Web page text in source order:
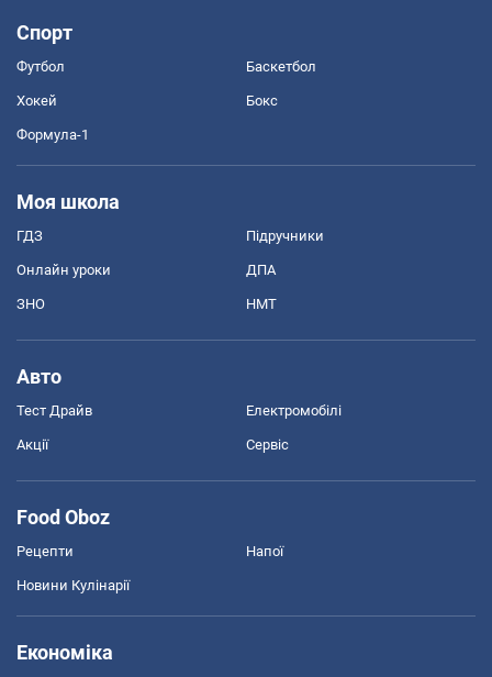
Спорт
Футбол Баскетбол
Хокей Бокс
Формула-1
Моя школа
ГДЗ Підручники
Онлайн уроки ДПА
ЗНО НМТ
Авто
Тест Драйв Електромобілі
Акції Сервіс
Food Oboz
Рецепти Напої
Новини Кулінарії
Економіка